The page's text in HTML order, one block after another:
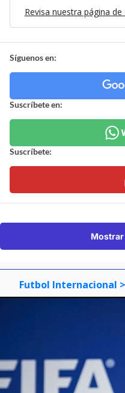
Revisa nuestra página
Síguenos en:
Suscríbete en:
Suscríbete:
Futbol Internacional